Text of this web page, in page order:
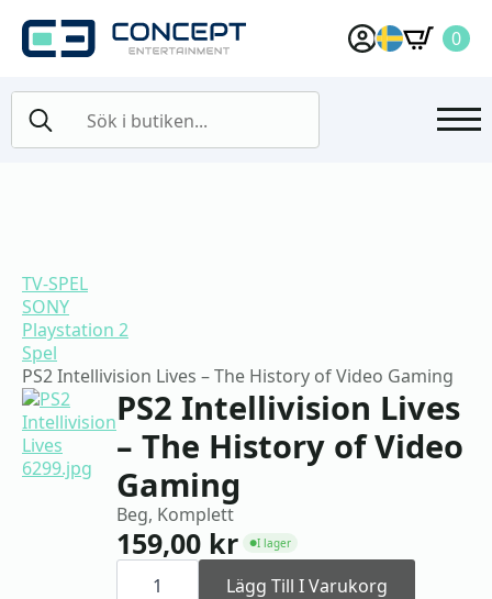
0
for:
TV-SPEL
SONY
Playstation 2
Spel
PS2 Intellivision Lives – The History of Video Gaming
PS2 Intellivision Lives
– The History of Video
Gaming
Beg, Komplett
159,00 kr ●I lager
PS2
Intellivision
Lägg Till I Varukorg